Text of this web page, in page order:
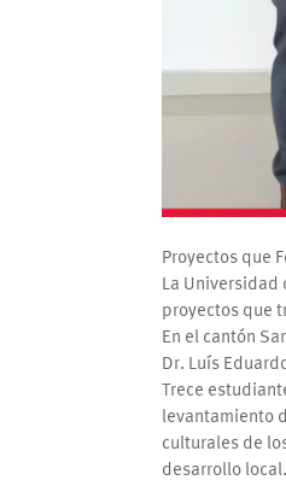
Proyectos que
La Universidad
proyectos que
En el cantón
Dr. Luís
Trece
levantamiento
culturales de
desarrollo local.